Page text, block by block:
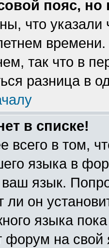
пояс,
что указали
так что в
разница в
в списке!
всего в том,
языка в
язык.
он
языка
форум на